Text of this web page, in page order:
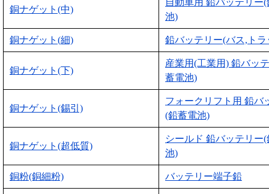
銅ナゲット(中)
自動車用 鉛バッテリー
池)
銅ナゲット(細) 鉛バッテリー(バス,トラ
銅ナゲット(下)
産業用(工業用) 鉛バッ
蓄電池)
銅ナゲット(錫引)
フォークリフト用 鉛バ
(鉛蓄電池)
銅ナゲット(超低質)
シールド 鉛バッテリー
池)
銅粉(銅細粉) バッテリー端子鉛